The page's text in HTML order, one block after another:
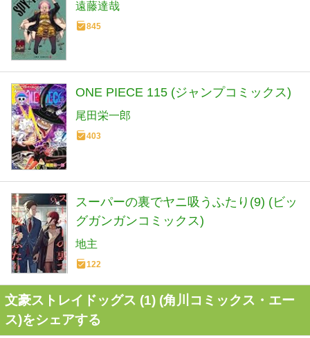
遠藤達哉
845
ONE PIECE 115 (ジャンプコミックス)
尾田栄一郎
403
スーパーの裏でヤニ吸うふたり(9) (ビッ
グガンガンコミックス)
地主
122
文豪ストレイドッグス (1) (角川コミックス・エー
ス)をシェアする